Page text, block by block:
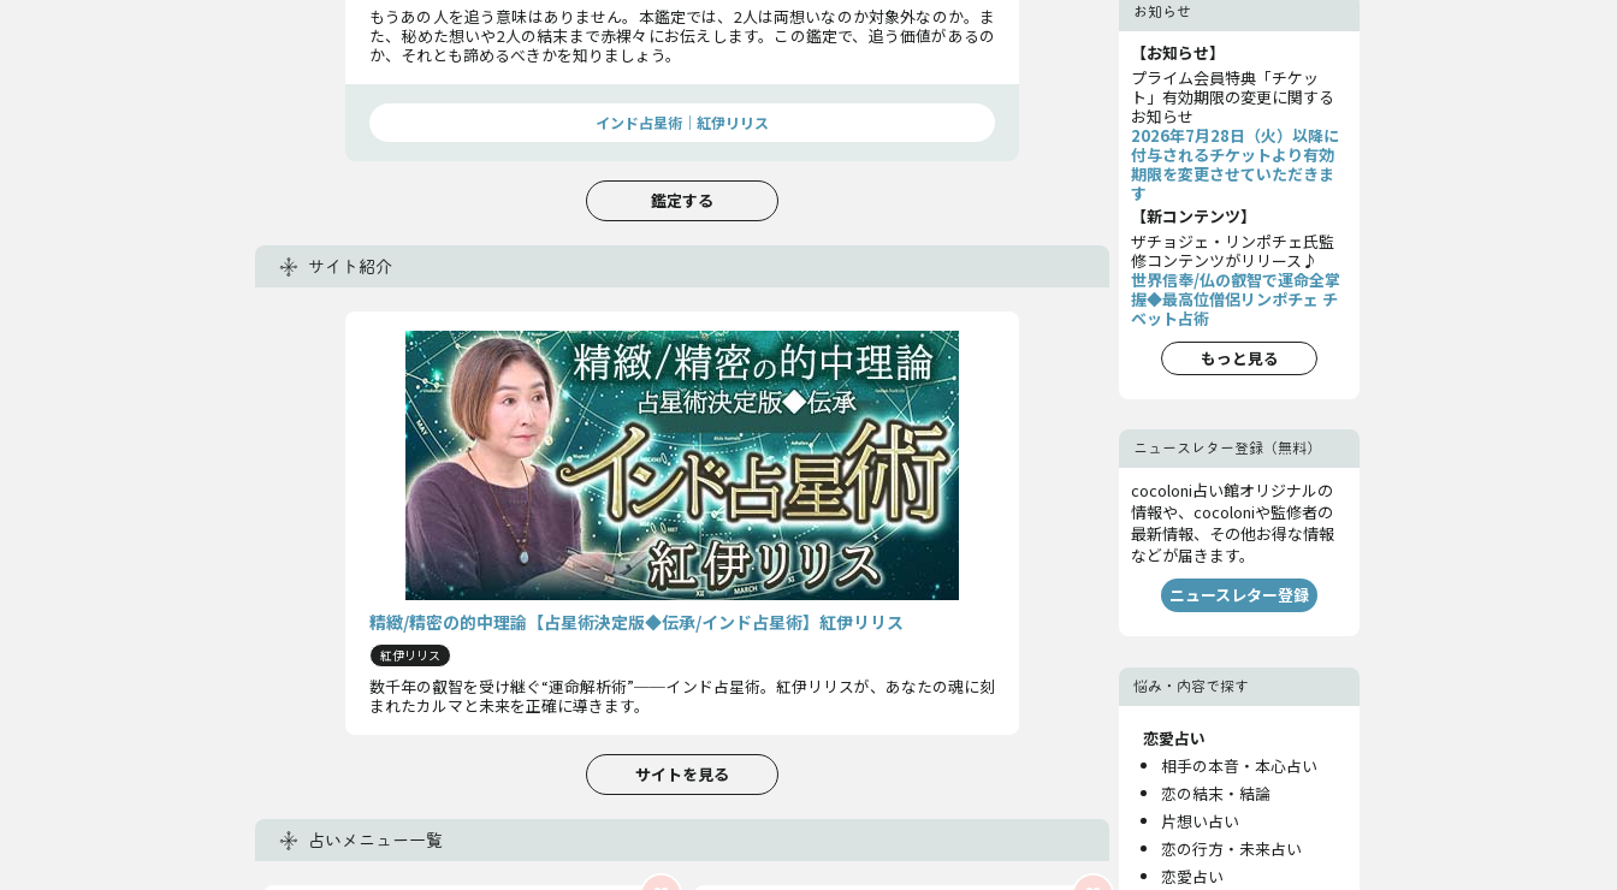
もうあの人を追う意味はありません。本鑑定では、2人は両想いなのか対象外なのか。ま
た、秘めた想いや2人の結末まで赤裸々にお伝えします。この鑑定で、追う価値があるの
か、それとも諦めるべきかを知りましょう。
インド占星術｜紅伊リリス
鑑定する
サイト紹介
精緻/精密の的中理論【占星術決定版◆伝承/インド占星術】紅伊リリス
紅伊リリス
数千年の叡智を受け継ぐ“運命解析術”──インド占星術。紅伊リリスが、あなたの魂に刻
まれたカルマと未来を正確に導きます。
サイトを見る
占いメニュー一覧
お知らせ
【お知らせ】
プライム会員特典「チケッ
ト」有効期限の変更に関する
お知らせ
2026年7月28日（火）以降に
付与されるチケットより有効
期限を変更させていただきま
す
【新コンテンツ】
ザチョジェ・リンポチェ氏監
修コンテンツがリリース♪
世界信奉/仏の叡智で運命全掌
握◆最高位僧侶リンポチェ チ
ベット占術
もっと見る
ニュースレター登録（無料）
cocoloni占い館オリジナルの
情報や、cocoloniや監修者の
最新情報、その他お得な情報
などが届きます。
ニュースレター登録
悩み・内容で探す
恋愛占い
相手の本音・本心占い
恋の結末・結論
片想い占い
恋の行方・未来占い
恋愛占い